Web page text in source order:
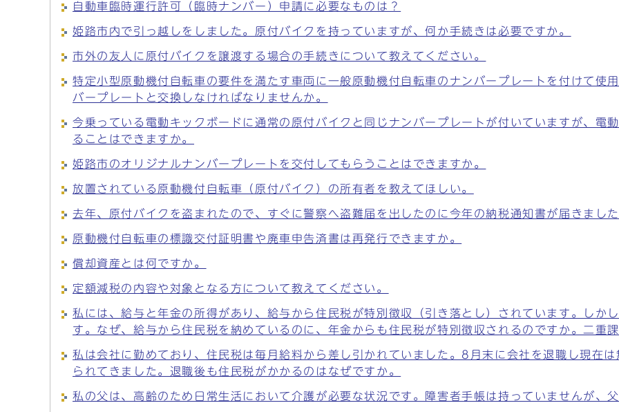
自動車臨時運行許可（臨時ナンバー）申請に必要なものは？
姫路市内で引っ越しをしました。原付バイクを持っていますが、何か手続きは必要ですか。
市外の友人に原付バイクを譲渡する場合の手続きについて教えてください。
特定小型原動機付自転車の要件を満たす車両に一般原動機付自転車のナンバープレートを付けて使
バープレートと交換しなければなりませんか。
今乗っている電動キックボードに通常の原付バイクと同じナンバープレートが付いていますが、電
ることはできますか。
姫路市のオリジナルナンバープレートを交付してもらうことはできますか。
放置されている原動機付自転車（原付バイク）の所有者を教えてほしい。
去年、原付バイクを盗まれたので、すぐに警察へ盗難届を出したのに今年の納税通知書が届きまし
原動機付自転車の標識交付証明書や廃車申告済書は再発行できますか。
償却資産とは何ですか。
定額減税の内容や対象となる方について教えてください。
私には、給与と年金の所得があり、給与から住民税が特別徴収（引き落とし）されています。しか
す。なぜ、給与から住民税を納めているのに、年金からも住民税が特別徴収されるのですか。二重
私は会社に勤めており、住民税は毎月給料から差し引かれていました。8月末に会社を退職し現在
られてきました。退職後も住民税がかかるのはなぜですか。
私の父は、高齢のため日常生活において介護が必要な状況です。障害者手帳は持っていませんが、